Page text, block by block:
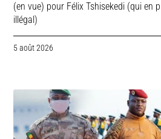
(en vue) pour Félix Tshisekedi (qui en
illégal)
5 août 2026